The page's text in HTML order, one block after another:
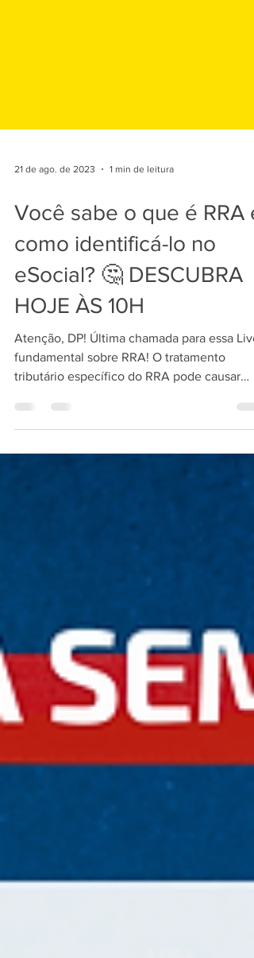
21 de ago. de 2023 1 min de leitura
Você sabe o que é RRA e
como identificá-lo no
eSocial? 🤔 DESCUBRA
HOJE ÀS 10H
Atenção, DP! Última chamada para essa Live
fundamental sobre RRA! O tratamento